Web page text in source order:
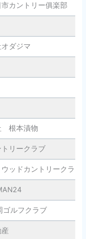
カントリー俱楽部
ダジマ
根本漬物
リークラブ
ッドカントリークラブ
ゴルフクラブ